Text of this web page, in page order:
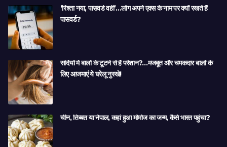
‘रिश्ता नया, पासवर्ड वही’…लोग अपने एक्स के नाम पर क्यों रखते हैं
पासवर्ड?
सर्दियों में बालों के टूटने से हैं परेशान?…मजबूत और चमकदार बालों के
लिए आजमाएं ये घरेलू नुस्खे!
चीन, तिब्बत या नेपाल, कहां हुआ मोमोज का जन्म, कैसे भारत पहुंचा?